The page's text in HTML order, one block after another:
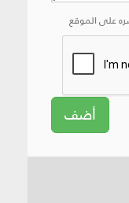
على الموقع
أضف